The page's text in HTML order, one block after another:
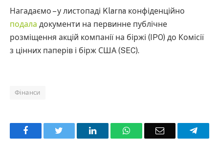
Нагадаємо – у листопаді Klarna конфіденційно
подала документи на первинне публічне
розміщення акцій компанії на біржі (IPO) до Комісії
з цінних паперів і бірж США (SEC).
Фінанси
Facebook LinkedInWhatsAppEmail